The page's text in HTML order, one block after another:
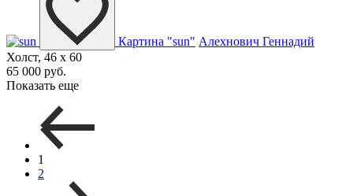
Картина "sun" Алехнович Геннадий
Холст, 46 x 60
65 000 руб.
Показать еще
1
2